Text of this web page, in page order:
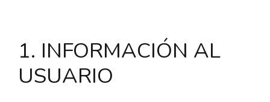
1. INFORMACIÓN AL
USUARIO